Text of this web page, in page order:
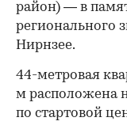
район) — в
регионального
Нирнзее.
44-метровая
м расположена
по стартовой